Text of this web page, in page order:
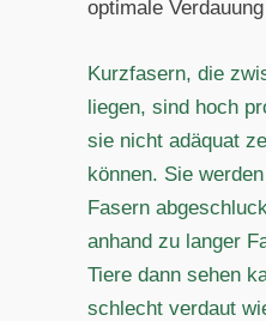
optimale
Kurzfasern, die
liegen, sind hoch
sie nicht adäquat
können. Sie
Fasern
anhand zu langer
Tiere dann sehen
schlecht verdaut